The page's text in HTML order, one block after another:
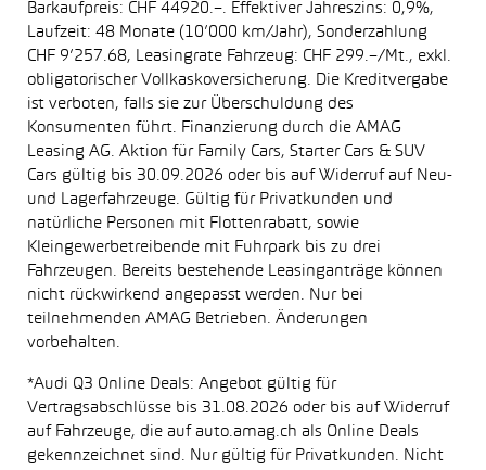
Barkaufpreis: CHF 44920.–. Effektiver Jahreszins: 0,9%,
Laufzeit: 48 Monate (10’000 km/Jahr), Sonderzahlung
CHF 9’257.68, Leasingrate Fahrzeug: CHF 299.–/Mt., exkl.
obligatorischer Vollkaskoversicherung. Die Kreditvergabe
ist verboten, falls sie zur Überschuldung des
Konsumenten führt. Finanzierung durch die AMAG
Leasing AG. Aktion für Family Cars, Starter Cars & SUV
Cars gültig bis 30.09.2026 oder bis auf Widerruf auf Neu-
und Lagerfahrzeuge. Gültig für Privatkunden und
natürliche Personen mit Flottenrabatt, sowie
Kleingewerbetreibende mit Fuhrpark bis zu drei
Fahrzeugen. Bereits bestehende Leasinganträge können
nicht rückwirkend angepasst werden. Nur bei
teilnehmenden AMAG Betrieben. Änderungen
vorbehalten.
*Audi Q3 Online Deals: Angebot gültig für
Vertragsabschlüsse bis 31.08.2026 oder bis auf Widerruf
auf Fahrzeuge, die auf auto.amag.ch als Online Deals
gekennzeichnet sind. Nur gültig für Privatkunden. Nicht